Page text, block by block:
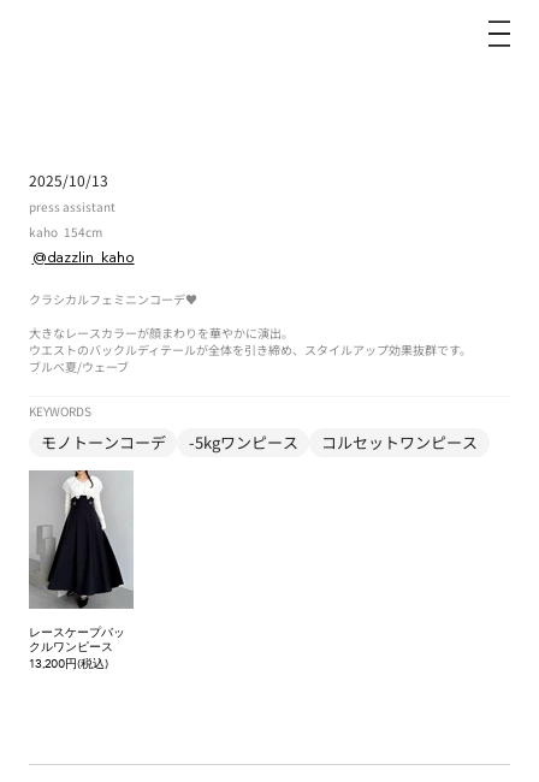
2025/10/13
press assistant
kaho 154cm
@dazzlin_kaho
ブルべ夏/ウェーブ
クラシカルフェミニンコーデ♥
大きなレースカラーが顔まわりを華やかに演出。
ウエストのバックルディテールが全体を引き締め、スタイルアップ効果抜群です。
KEYWORDS
モノトーンコーデ -5kgワンピース コルセットワンピース
レースケープバッ
クルワンピース
13,200円(税込)